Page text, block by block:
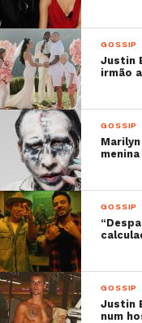
GOSSIP
Justin
irmão
GOSSIP
GOSSIP
GOSSIP
Justin
num